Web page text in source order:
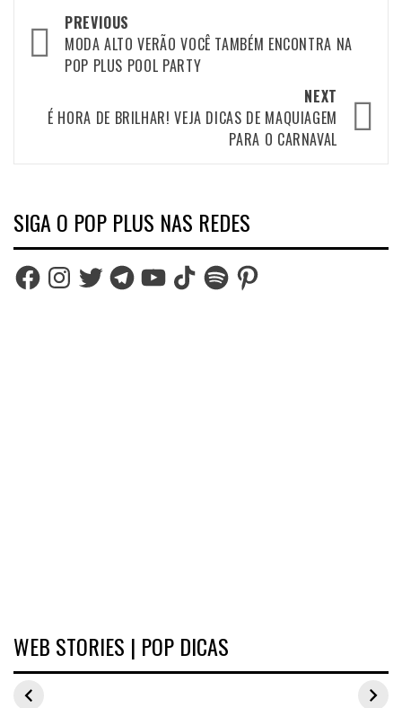
Post
navigation
PREVIOUS
MODA ALTO VERÃO VOCÊ TAMBÉM ENCONTRA NA
POP PLUS POOL PARTY
NEXT
É HORA DE BRILHAR! VEJA DICAS DE MAQUIAGEM
PARA O CARNAVAL
SIGA O POP PLUS NAS REDES
FacebookInstagram
TwitterTelegramYouTubeTikTokSpotifyPinterest
WEB STORIES | POP DICAS
Inspirações de
looks plus size
para o carnaval
Estilo Pop Plus:
looks plus size
As peças que
fizeram